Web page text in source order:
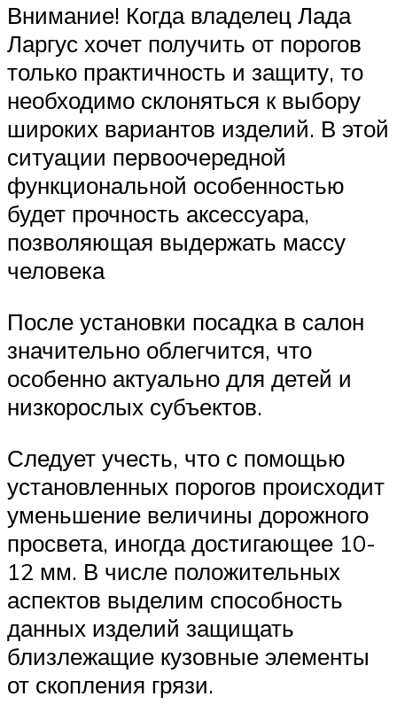
Внимание! Когда владелец Лада
Ларгус хочет получить от порогов
только практичность и защиту, то
необходимо склоняться к выбору
широких вариантов изделий. В этой
ситуации первоочередной
функциональной особенностью
будет прочность аксессуара,
позволяющая выдержать массу
человека
После установки посадка в салон
значительно облегчится, что
особенно актуально для детей и
низкорослых субъектов.
Следует учесть, что с помощью
установленных порогов происходит
уменьшение величины дорожного
просвета, иногда достигающее 10-
12 мм. В числе положительных
аспектов выделим способность
данных изделий защищать
близлежащие кузовные элементы
от скопления грязи.